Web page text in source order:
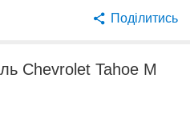
Поділитись
Chevrolet Tahoe M